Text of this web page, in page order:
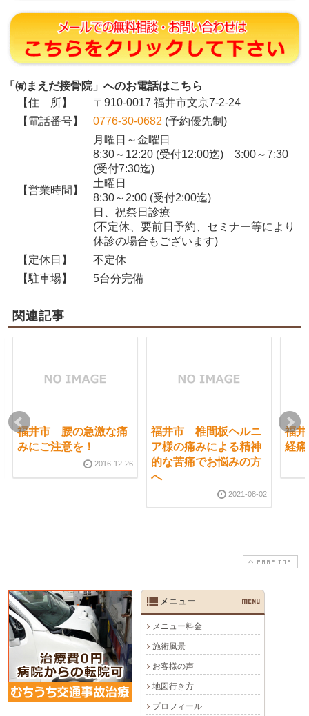
「㈲まえだ接骨院」へのお電話はこちら
【住 所】
〒910-0017 福井市文京7-2-24
【電話番号】
0776-30-0682 (予約優先制)
【営業時間】
月曜日～金曜日
8:30～12:20 (受付12:00迄) 3:00～7:30
(受付7:30迄)
土曜日
8:30～2:00 (受付2:00迄)
日、祝祭日診療
(不定休、要前日予約、セミナー等により
休診の場合もございます)
【定休日】
不定休
【駐車場】
5台分完備
関連記事
福井市 腰の急激な痛
みにご注意を！
2016-12-26
福井市 椎間板ヘルニ
ア様の痛みによる精神
的な苦痛でお悩みの方
へ
2021-08-02
福
経
PAGE TOP
メニュー MENU
メニュー料金
施術風景
お客様の声
地図行き方
プロフィール